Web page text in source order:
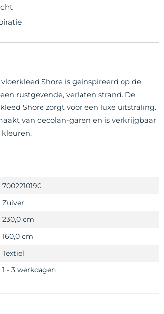
Shore is geïnspireerd op de
rustgevende, verlaten strand. De
Shore zorgt voor een luxe uitstraling.
van decolan-garen en is verkrijgbaar
7002210190
Zuiver
230,0 cm
160,0 cm
Textiel
1 - 3 werkdagen